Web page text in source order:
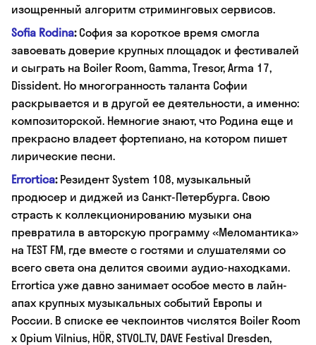
изощренный алгоритм стриминговых сервисов.
Sofia Rodina: София за короткое время смогла
завоевать доверие крупных площадок и фестивалей
и сыграть на Boiler Room, Gamma, Tresor, Arma 17,
Dissident. Но многогранность таланта Софии
раскрывается и в другой ее деятельности, а именно:
композиторской. Немногие знают, что Родина еще и
прекрасно владеет фортепиано, на котором пишет
лирические песни.
Errortica: Резидент System 108, музыкальный
продюсер и диджей из Санкт-Петербурга. Свою
страсть к коллекционированию музыки она
превратила в авторскую программу «Меломантика»
на TEST FM, где вместе с гостями и слушателями со
всего света она делится своими аудио-находками.
Errortica уже давно занимает особое место в лайн-
апах крупных музыкальных событий Европы и
России. В списке ее чекпоинтов числятся Boiler Room
x Opium Vilnius, HÖR, STVOL.TV, DAVE Festival Dresden,